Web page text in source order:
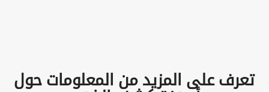
تعرف على المزيد من المعلومات حول